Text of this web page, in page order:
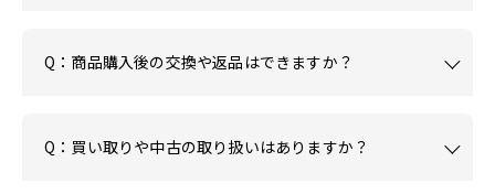
Q：商品購入後の交換や返品はできますか？
Q：買い取りや中古の取り扱いはありますか？